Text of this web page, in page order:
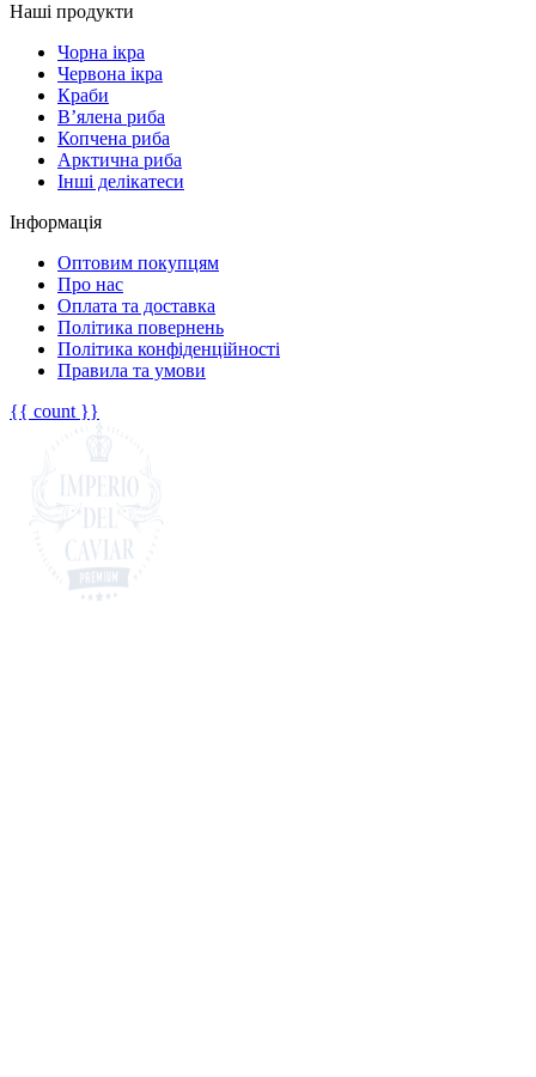
Наші продукти
Чорна ікра
Червона ікра
Краби
В’ялена риба
Копчена риба
Арктична риба
Інші делікатеси
Інформація
Оптовим покупцям
Про нас
Оплата та доставка
Політика повернень
Політика конфіденційності
Правила та умови
{{ count }}